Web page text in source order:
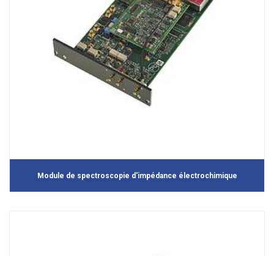
Module de spectroscopie d'impédance électrochimique